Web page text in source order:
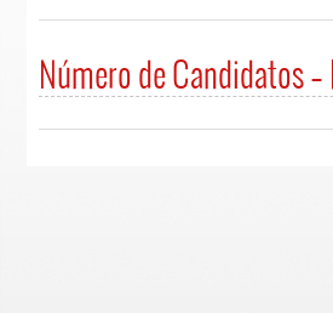
Número de Candidatos